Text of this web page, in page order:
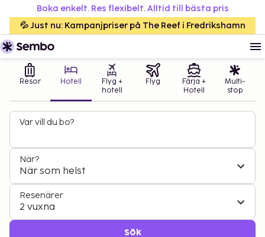
Boka enkelt. Res flexibelt. Alltid till bästa pris
💦 Just nu: Kampanjpriser på The Reef i Fredrikshamn
Resor Hotell
Flyg +
hotell
Flyg
Färja +
Hotell
Multi-
stop
Var vill du bo?
När?
När som helst
Resenärer
2 vuxna
Sök